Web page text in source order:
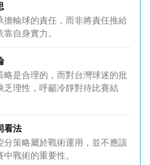
擔輸球的責任，而非將責任推給
自身實力。
略是合理的，而對台灣球迷的批
乏理性，呼籲冷靜對待比賽結
看法
分策略屬於戰術運用，並不應該
戰術的重要性。